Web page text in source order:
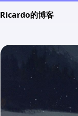
Ricardo的博客